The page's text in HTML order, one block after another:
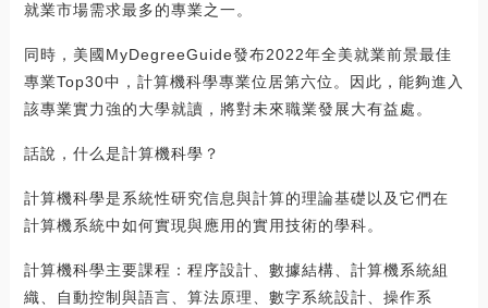
就業市場需求最多的專業之一。
同時，美國MyDegreeGuide發布2022年全美就業前景最佳
專業Top30中，計算機科學專業位居第六位。因此，能夠進入
該專業實力強的大學就讀，將對未來職業發展大有益處。
話說，什么是計算機科學？
計算機科學是系統性研究信息與計算的理論基礎以及它們在
計算機系統中如何實現與應用的實用技術的學科。
計算機科學主要課程：程序設計、數據結構、計算機系統組
織、自動控制與語言、算法原理、數字系統設計、操作系